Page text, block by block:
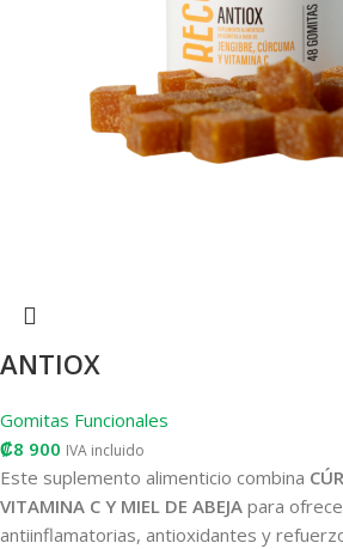
ANTIOX
Gomitas Funcionales
₡8 900 IVA incluido
Este suplemento alimenticio combina
VITAMINA C Y MIEL DE ABEJA para
antiinflamatorias, antioxidantes y